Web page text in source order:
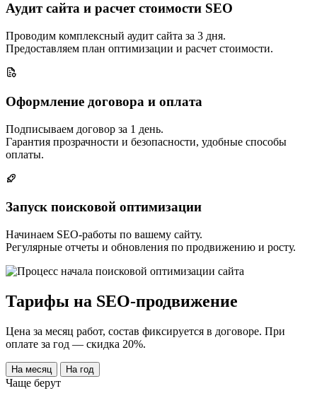
Аудит сайта и расчет стоимости SEO
Проводим комплексный аудит сайта за 3 дня.
Предоставляем план оптимизации и расчет стоимости.
Оформление договора и оплата
Подписываем договор за 1 день.
Гарантия прозрачности и безопасности, удобные способы
оплаты.
Запуск поисковой оптимизации
Начинаем SEO-работы по вашему сайту.
Регулярные отчеты и обновления по продвижению и росту.
Тарифы на SEO-продвижение
Цена за месяц работ, состав фиксируется в договоре. При
оплате за год — скидка 20%.
На месяц На год
Чаще берут